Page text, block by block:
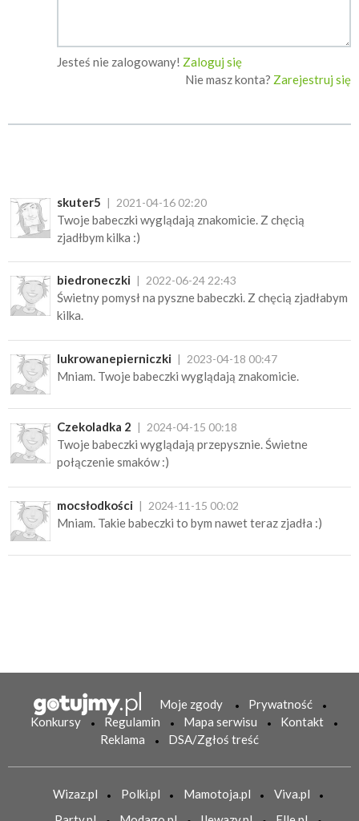
Jesteś nie zalogowany! Zaloguj się
Nie masz konta? Zarejestruj się
skuter5 2021-04-16 02:20
Twoje babeczki wyglądają znakomicie. Z chęcią
zjadłbym kilka :)
biedroneczki 2022-06-24 22:43
Świetny pomysł na pyszne babeczki. Z chęcią zjadłabym
kilka.
lukrowanepierniczki 2023-04-18 00:47
Mniam. Twoje babeczki wyglądają znakomicie.
Czekoladka 2 2024-04-15 00:18
Twoje babeczki wyglądają przepysznie. Świetne
połączenie smaków :)
mocsłodkości 2024-11-15 00:02
Mniam. Takie babeczki to bym nawet teraz zjadła :)
Moje zgody
Prywatność
Konkursy
Regulamin Mapa serwisu
Kontakt
Reklama
DSA/Zgłoś treść
Wizaz.pl Polki.pl Mamotoja.pl
Viva.pl